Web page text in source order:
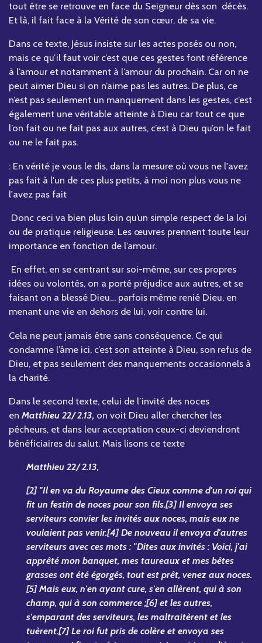
tout être se retrouve en face du Seigneur dès son décès.
Et là, il fait face à la Vérité de son cœur, de sa vie.
Dans ce texte, Jésus insiste sur les actes posés ou non,
mais ce qu’il faut voir c’est que ces gestes font référence
à l’amour et notamment à l’amour du prochain. Car on ne
peut aimer Dieu si on n’aime pas les autres. De plus, ce
n’est pas seulement un manquement dans les gestes, c’est
également une véritable atteinte à Dieu car tout ce que
l’on fait ou ne fait pas aux autres, c’est à Dieu qu’on le fait
ou ne le fait pas.
: En vérité je vous le dis, dans la mesure où vous ne l'avez
pas fait à l'un de ces plus petits, à moi non plus vous ne
l'avez pas fait
Donc ceci va bien plus loin qu’un simple respect de la loi
ou de pratique religieuse. Les œuvres prennent toute leur
importance en fonction de l’amour.
En effet, en se centrant sur soi-même, sur ces propres
idées ou volontés, on a porté préjudice aux autres, et se
faisant on a blessé Dieu… parfois même renié Dieu, en
menant une vie en dehors de lui, voir contre lui.
Cela ne peut jamais être sans conséquence. Ce qui
condamne l’âme ici, c’est son atteinte à Dieu, son refus de
Dieu, et pas seulement des manquements occasionnels à
la charité.
Dans le second texte, celui de l’invité des noces
en Matthieu 22/ 2.13, on voit Dieu aller chercher les
pécheurs, et dans leur acceptation ceux-ci deviendront
bénéficiaires du salut. Mais lisons ce texte
Matthieu 22/ 2.13,
[2] "Il en va du Royaume des Cieux comme d'un roi qui
fit un festin de noces pour son fils.[3] Il envoya ses
serviteurs convier les invités aux noces, mais eux ne
voulaient pas venir.[4] De nouveau il envoya d'autres
serviteurs avec ces mots : "Dites aux invités : Voici, j'ai
apprêté mon banquet, mes taureaux et mes bêtes
grasses ont été égorgés, tout est prêt, venez aux noces.
[5] Mais eux, n'en ayant cure, s'en allèrent, qui à son
champ, qui à son commerce ;[6] et les autres,
s'emparant des serviteurs, les maltraitèrent et les
tuèrent.[7] Le roi fut pris de colère et envoya ses